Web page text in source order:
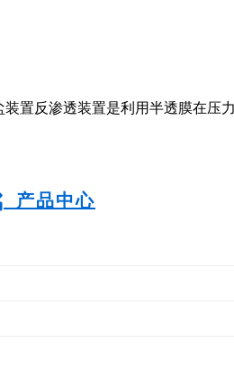
置反渗透装置是利用半透膜在压
产品中心